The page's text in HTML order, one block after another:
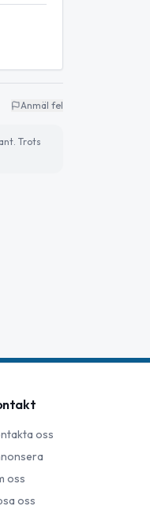
Anmäl fel
Trots
oss
oss
oss